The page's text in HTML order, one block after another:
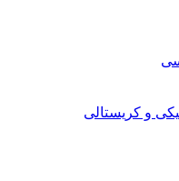
و کریستالی